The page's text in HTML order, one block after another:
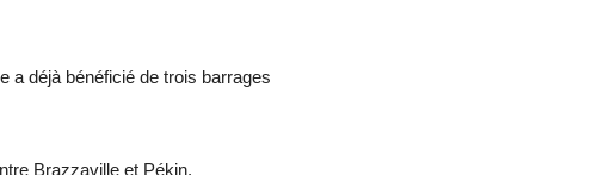
a déjà bénéficié de trois barrages
Brazzaville et Pékin.